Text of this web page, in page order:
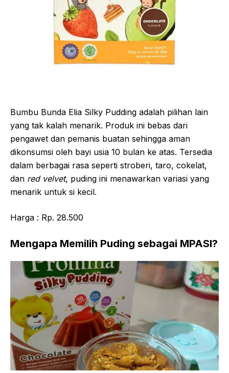
Bumbu Bunda Elia Silky Pudding adalah pilihan lain
yang tak kalah menarik. Produk ini bebas dari
pengawet dan pemanis buatan sehingga aman
dikonsumsi oleh bayi usia 10 bulan ke atas. Tersedia
dalam berbagai rasa seperti stroberi, taro, cokelat,
dan red velvet, puding ini menawarkan variasi yang
menarik untuk si kecil.
Harga : Rp. 28.500
Mengapa Memilih Puding sebagai MPASI?